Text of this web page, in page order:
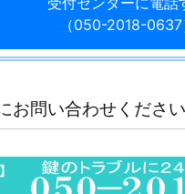
（050-2018-0637
お問い合わせくだ